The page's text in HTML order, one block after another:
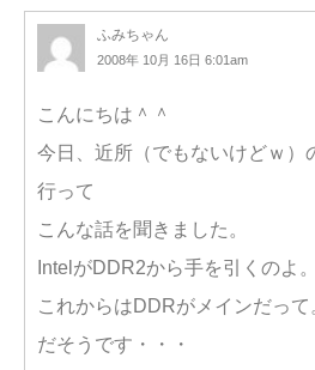
ふみちゃん
2008年 10月 16日 6:01am
こんにちは＾＾
今日、近所（でもないけどｗ）
行って
こんな話を聞きました。
IntelがDDR2から手を引くのよ。
これからはDDRがメインだって
だそうです・・・